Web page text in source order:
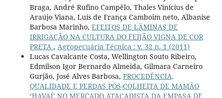
Braga, André Rufino Campêlo, Thales Vinícius de
Araújo Viana, Luís de França Camboim neto, Albanise
Barbosa Marinho, EFEITOS DE LÂMINAS DE
IRRIGAÇÃO NA CULTURA DO FEIJÃO VIGNA DE COR
PRETA , Agropecuária Técnica : v. 32 n. 1 (2011)
Lucas Cavalcante Costa, Wellington Souto Ribeiro,
Edmilson Igor Bernardo Almeida, Gilmara Carneiro
Gurjão, José Alves Barbosa, PROCEDÊNCIA,
QUALIDADE E PERDAS PÓS-COLHEITA DE MAMÃO
‘HAVAÍ’ NO MERCADO ATACADISTA DA EMPASA DE